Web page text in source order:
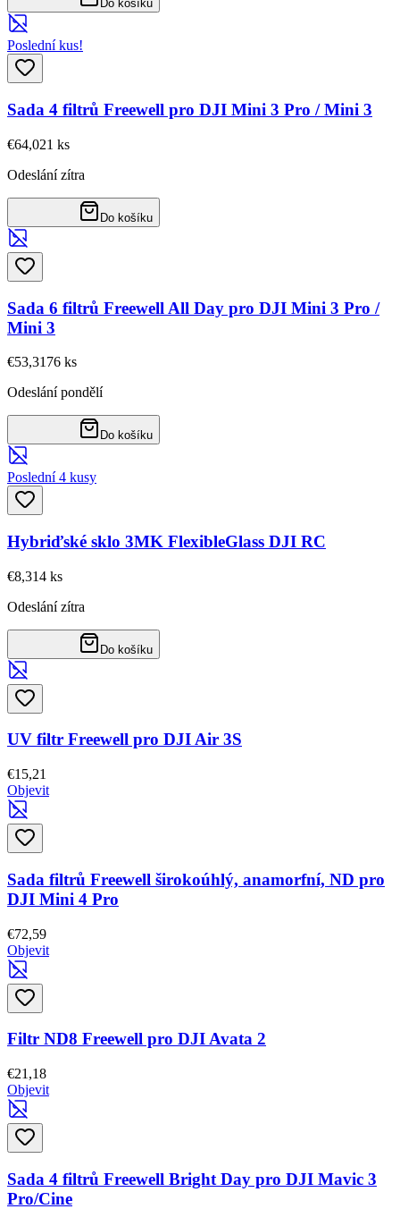
Do košíku
Poslední kus!
Sada 4 filtrů Freewell pro DJI Mini 3 Pro / Mini 3
€64,021 ks
Odeslání zítra
Do košíku
Sada 6 filtrů Freewell All Day pro DJI Mini 3 Pro /
Mini 3
€53,31 76 ks
Odeslání pondělí
Do košíku
Poslední 4 kusy
Hybriďské sklo 3MK FlexibleGlass DJI RC
€8,314 ks
Odeslání zítra
Do košíku
UV filtr Freewell pro DJI Air 3S
€15,21
Objevit
Sada filtrů Freewell širokoúhlý, anamorfní, ND pro
DJI Mini 4 Pro
€72,59
Objevit
Filtr ND8 Freewell pro DJI Avata 2
€21,18
Objevit
Sada 4 filtrů Freewell Bright Day pro DJI Mavic 3
Pro/Cine